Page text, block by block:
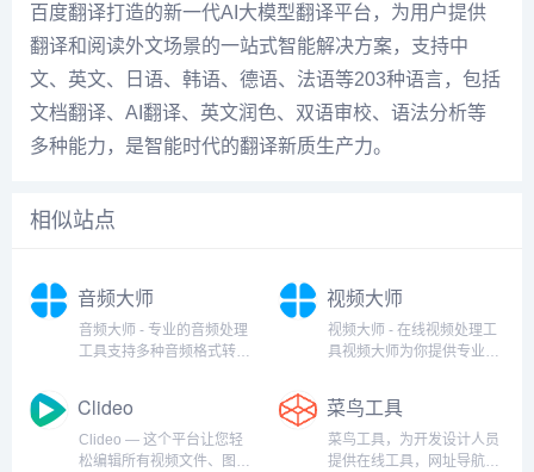
百度翻译打造的新一代AI大模型翻译平台，为用户提供
翻译和阅读外文场景的一站式智能解决方案，支持中
文、英文、日语、韩语、德语、法语等203种语言，包括
文档翻译、AI翻译、英文润色、双语审校、语法分析等
多种能力，是智能时代的翻译新质生产力。
相似站点
音频大师
音频大师 - 专业的音频处理
工具支持多种音频格式转
册、安全可靠音频大师提供
专业的在线音频处理工具，
支持MP3、WAV、AAC、
视频大师
视频大师 - 在线视频处理工
具视频大师为你提供专业的
缩、转码、剪辑、去水印、
合并等常用场景。 无需下载
客户端，打开网页即可快速
完成处理。...
Clideo
Clideo — 这个平台让您轻
松编辑所有视频文件、图片
菜鸟工具
菜鸟工具，为开发设计人员
提供在线工具，网址导航，